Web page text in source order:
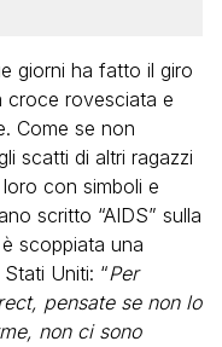
giorni ha fatto il giro
croce rovesciata e
Come se non
scatti di altri ragazzi
con simboli e
scritto “AIDS” sulla
scoppiata una
Uniti: “Per
pensate se non lo
non ci sono